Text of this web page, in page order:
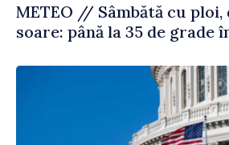
METEO // Sâmbătă cu ploi,
soare: până la 35 de grade